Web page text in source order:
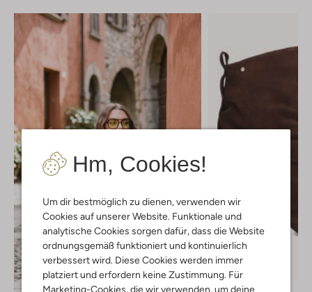
Hm, Cookies!
Um dir bestmöglich zu dienen, verwenden wir
Cookies auf unserer Website. Funktionale und
analytische Cookies sorgen dafür, dass die Website
ordnungsgemäß funktioniert und kontinuierlich
verbessert wird. Diese Cookies werden immer
platziert und erfordern keine Zustimmung. Für
Marketing-Cookies, die wir verwenden, um deine